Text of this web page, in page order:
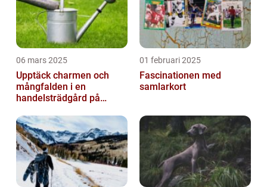
06 mars 2025
Upptäck charmen och
mångfalden i en
handelsträdgård på
01 februari 2025
Fascinationen med
samlarkort